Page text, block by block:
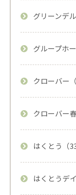
グリーンデ
グループホ
クローバー（
クローバー
はくとう（33
はくとうデ